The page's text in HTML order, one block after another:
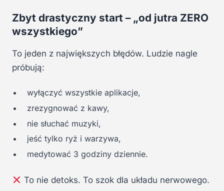
Zbyt drastyczny start – „od jutra ZERO
wszystkiego”
To jeden z największych błędów. Ludzie nagle
próbują:
wyłączyć wszystkie aplikacje,
zrezygnować z kawy,
nie słuchać muzyki,
jeść tylko ryż i warzywa,
medytować 3 godziny dziennie.
To nie detoks. To szok dla układu nerwowego.